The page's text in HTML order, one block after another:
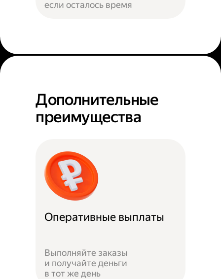
если осталось время
Дополнительные
преимущества
Оперативные выплаты
Выполняйте заказы
и получайте деньги
в тот же день